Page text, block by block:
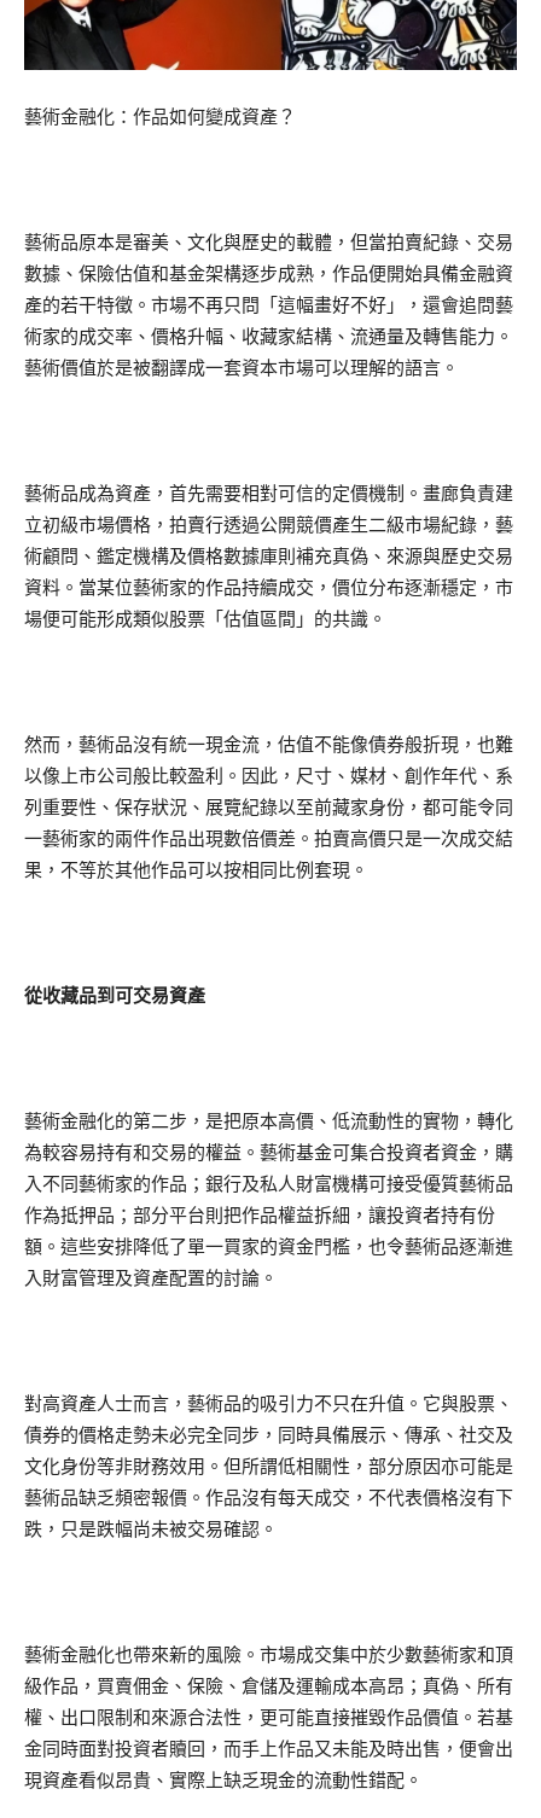
藝術金融化：作品如何變成資產？
藝術品原本是審美、文化與歷史的載體，但當拍賣紀錄、交易
數據、保險估值和基金架構逐步成熟，作品便開始具備金融資
產的若干特徵。市場不再只問「這幅畫好不好」，還會追問藝
術家的成交率、價格升幅、收藏家結構、流通量及轉售能力。
藝術價值於是被翻譯成一套資本市場可以理解的語言。
藝術品成為資產，首先需要相對可信的定價機制。畫廊負責建
立初級市場價格，拍賣行透過公開競價產生二級市場紀錄，藝
術顧問、鑑定機構及價格數據庫則補充真偽、來源與歷史交易
資料。當某位藝術家的作品持續成交，價位分布逐漸穩定，市
場便可能形成類似股票「估值區間」的共識。
然而，藝術品沒有統一現金流，估值不能像債券般折現，也難
以像上市公司般比較盈利。因此，尺寸、媒材、創作年代、系
列重要性、保存狀況、展覽紀錄以至前藏家身份，都可能令同
一藝術家的兩件作品出現數倍價差。拍賣高價只是一次成交結
果，不等於其他作品可以按相同比例套現。
從收藏品到可交易資產
藝術金融化的第二步，是把原本高價、低流動性的實物，轉化
為較容易持有和交易的權益。藝術基金可集合投資者資金，購
入不同藝術家的作品；銀行及私人財富機構可接受優質藝術品
作為抵押品；部分平台則把作品權益拆細，讓投資者持有份
額。這些安排降低了單一買家的資金門檻，也令藝術品逐漸進
入財富管理及資產配置的討論。
對高資產人士而言，藝術品的吸引力不只在升值。它與股票、
債券的價格走勢未必完全同步，同時具備展示、傳承、社交及
文化身份等非財務效用。但所謂低相關性，部分原因亦可能是
藝術品缺乏頻密報價。作品沒有每天成交，不代表價格沒有下
跌，只是跌幅尚未被交易確認。
藝術金融化也帶來新的風險。市場成交集中於少數藝術家和頂
級作品，買賣佣金、保險、倉儲及運輸成本高昂；真偽、所有
權、出口限制和來源合法性，更可能直接摧毀作品價值。若基
金同時面對投資者贖回，而手上作品又未能及時出售，便會出
現資產看似昂貴、實際上缺乏現金的流動性錯配。